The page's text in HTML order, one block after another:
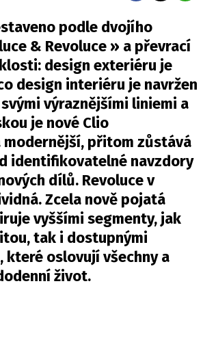
OSTATNÍ
TISKOVKY
ROZHOVORY
DAKAR
Z DOMOVA
ZE SVĚTA
MOTORSPORT
PIT LANE
ČEŠI V AKCI
FIA CEZ & POHÁRY
MEZINÁRODNÍ SCÉNA
podle dvojího
& Revoluce » a převrací
design exteriéru je
design interiéru je navržen
výraznějšími liniemi a
je nové Clio
modernější, přitom zůstává
identifikovatelné navzdory
dílů. Revoluce v
Zcela nově pojatá
vyššími segmenty, jak
tak i dostupnými
které oslovují všechny a
život.